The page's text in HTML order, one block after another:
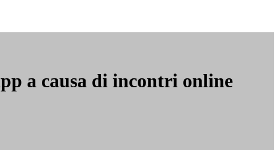
a causa di incontri online